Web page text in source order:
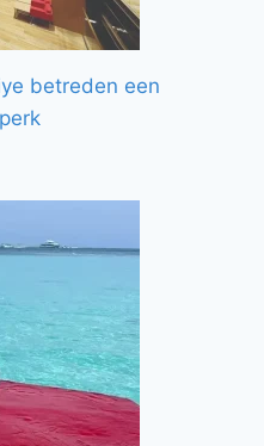
betreden een